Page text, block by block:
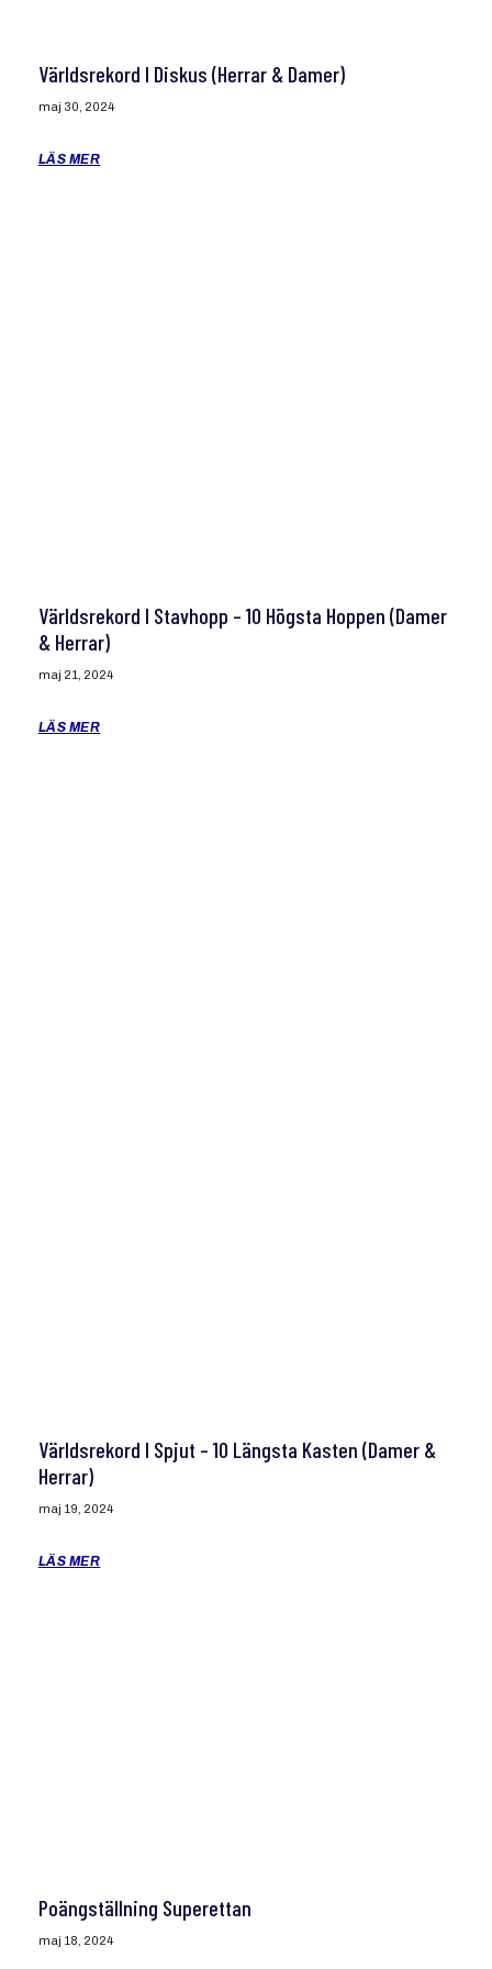
Världsrekord I Diskus (herrar & Damer)
maj 30, 2024
LÄS MER
Världsrekord I Stavhopp – 10 Högsta Hoppen (damer
& Herrar)
maj 21, 2024
LÄS MER
Världsrekord I Spjut – 10 Längsta Kasten (damer &
Herrar)
maj 19, 2024
LÄS MER
Poängställning Superettan
maj 18, 2024